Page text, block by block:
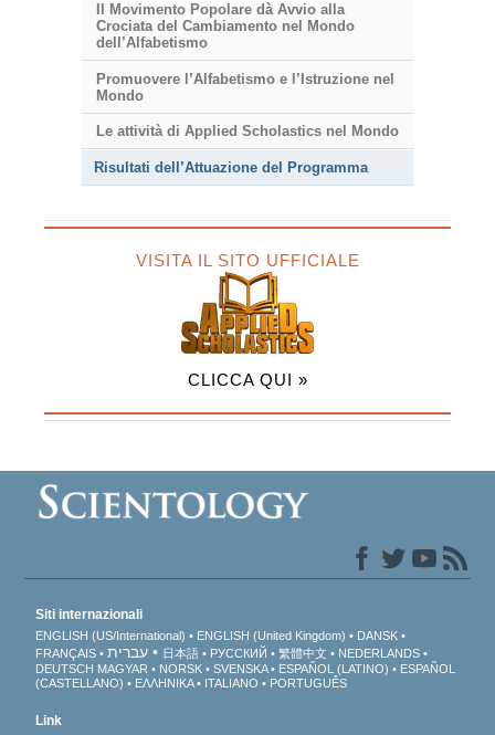
Il Movimento Popolare dà Avvio alla
Crociata del Cambiamento nel Mondo
dell’Alfabetismo
Promuovere l’Alfabetismo e l’Istruzione nel
Mondo
Le attività di Applied Scholastics nel Mondo
Risultati dell’Attuazione del Programma
VISITA IL SITO UFFICIALE
CLICCA QUI »
Siti internazionali
ENGLISH (US/International) ENGLISH (United Kingdom)
DANSK
FRANÇAIS
עברית 日本語 РУССКИЙ 繁體中文
NEDERLANDS
DEUTSCH MAGYAR NORSK SVENSKA ESPAÑOL (LATINO)
ESPAÑOL
(CASTELLANO)
ΕΛΛΗΝΙΚA ITALIANO PORTUGUÊS
Link